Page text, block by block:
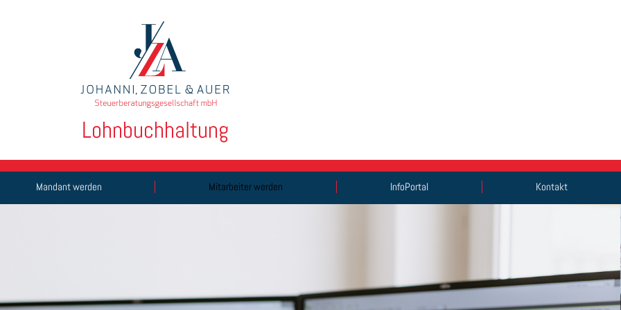
Finanzbuchhaltung
Mandant werden Mitarbeiter werden InfoPortal Kontakt